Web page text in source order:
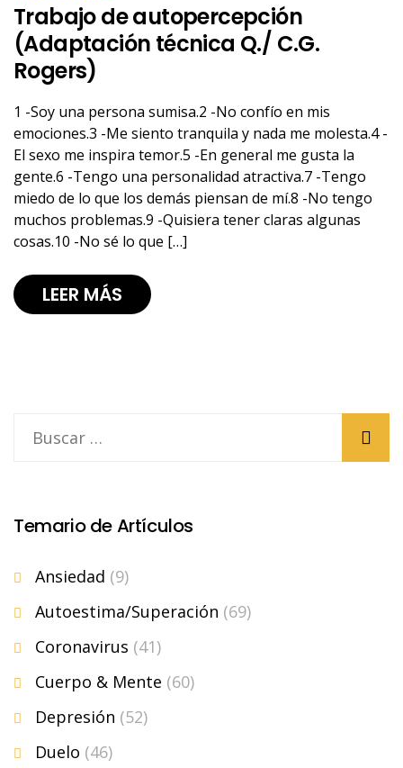
Trabajo de autopercepción
(Adaptación técnica Q./ C.G.
Rogers)
1 -Soy una persona sumisa.2 -No confío en mis
emociones.3 -Me siento tranquila y nada me molesta.4 -
El sexo me inspira temor.5 -En general me gusta la
gente.6 -Tengo una personalidad atractiva.7 -Tengo
miedo de lo que los demás piensan de mí.8 -No tengo
muchos problemas.9 -Quisiera tener claras algunas
cosas.10 -No sé lo que […]
LEER MÁS
Temario de Artículos
Ansiedad (9)
Autoestima/Superación (69)
Coronavirus (41)
Cuerpo & Mente (60)
Depresión (52)
Duelo (46)